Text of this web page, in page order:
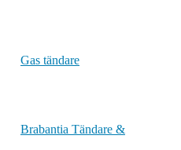
Gas tändare
Brabantia Tändare &